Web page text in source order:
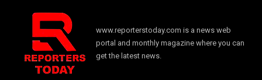
www.reporterstoday.com is a news web
portal and monthly magazine where you can
get the latest news.